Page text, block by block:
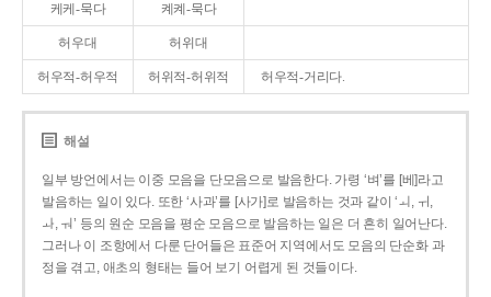
케케-묵다 켸켸-묵다
허우대 허위대
허우적-허우적 허위적-허위적 허우적-거리다.
해설
일부 방언에서는 이중 모음을 단모음으로 발음한다. 가령 ‘벼’를 [베]라고
발음하는 일이 있다. 또한 ‘사과’를 [사가]로 발음하는 것과 같이 ‘ㅚ, ㅟ,
ㅘ, ㅝ’ 등의 원순 모음을 평순 모음으로 발음하는 일은 더 흔히 일어난다.
그러나 이 조항에서 다룬 단어들은 표준어 지역에서도 모음의 단순화 과
정을 겪고, 애초의 형태는 들어 보기 어렵게 된 것들이다.